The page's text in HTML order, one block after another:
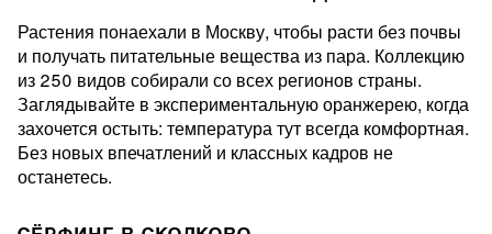
Растения понаехали в Москву, чтобы расти без почвы
и получать питательные вещества из пара. Коллекцию
из 250 видов собирали со всех регионов страны.
Заглядывайте в экспериментальную оранжерею, когда
захочется остыть: температура тут всегда комфортная.
Без новых впечатлений и классных кадров не
останетесь.